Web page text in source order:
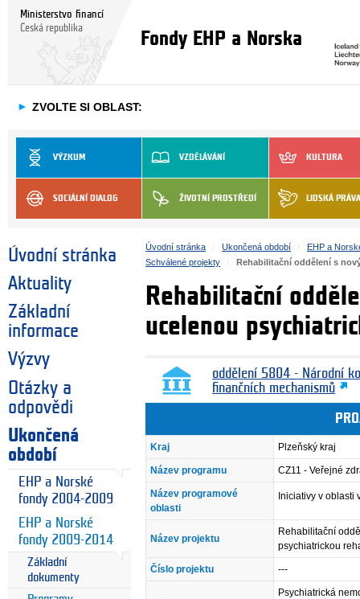
Ministerstvo financí
Česká republika
Fondy EHP a Norska
► ZVOLTE SI OBLAST:
VÝZKUM VZDĚLÁVÁNÍ KULTURA
SOCIÁLNÍ DIALOG ŽIVOTNÍ PROSTŘEDÍ LIDSKÁ PRÁVA
Úvodní stránka
Aktuality
Základní
informace
Výzvy
Otázky a
odpovědi
Ukončená
období
EHP a Norské
fondy 2004-2009
EHP a Norské
fondy 2009-2014
Základní
dokumenty
Úvodní stránka Ukončená období
EHP a
Schválené projekty
Rehabilitační oddělení s
Rehabilitační
ucelenou
oddělení 5804 - Národní
finančních mechanismů
Kraj Plzeňský kraj
Název programu CZ11 - Veřejné
Název programové
oblasti
Iniciativy v oblasti
Název projektu
Rehabilitační
psychiatrickou
Číslo projektu ---
Psychiatrická